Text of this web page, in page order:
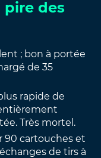
pire des
; bon à portée
de 35
rapide de
Très mortel.
90 cartouches et
de tirs à